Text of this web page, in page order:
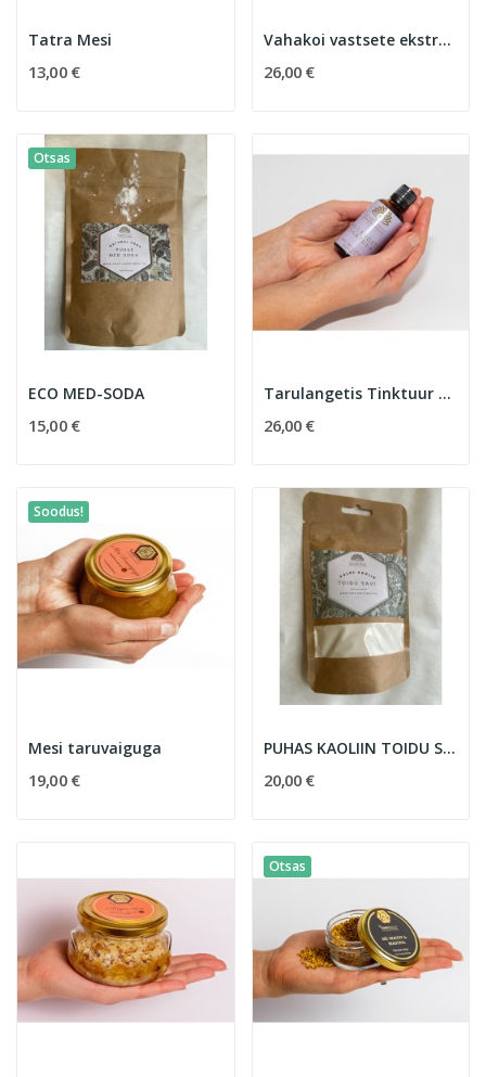
Tatra Mesi
13,00 €
Vahakoi vastsete ekstrakti 20%
26,00 €
Otsas
ECO MED-SODA
15,00 €
Tarulangetis Tinktuur 20%
26,00 €
Soodus!
Mesi taruvaiguga
19,00 €
PUHAS KAOLIIN TOIDU SAVI
20,00 €
Otsas